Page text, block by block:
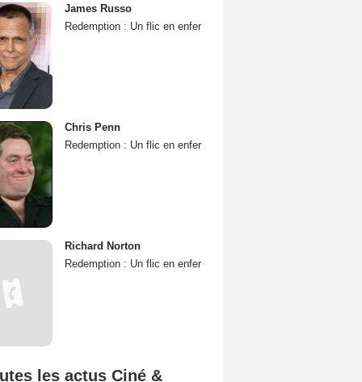
James Russo
Redemption : Un flic en enfer
Chris Penn
Redemption : Un flic en enfer
Richard Norton
Redemption : Un flic en enfer
les actus Ciné &